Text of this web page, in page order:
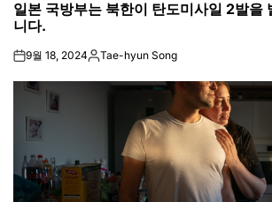
IN
일본 국방부는 북한이 탄도미사일 2발을
니다.
on9월 18, 2024Posted
Tae-hyun Song